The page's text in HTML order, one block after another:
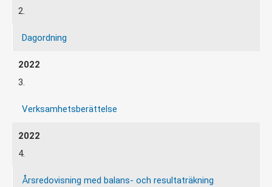
2.
Dagordning
3.
Verksamhetsberättelse
4.
Årsredovisning med balans- och resultaträkning